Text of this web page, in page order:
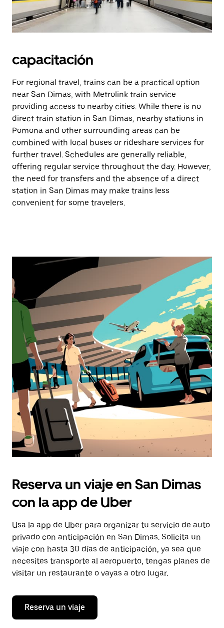
capacitación
For regional travel, trains can be a practical option
near San Dimas, with Metrolink train service
providing access to nearby cities. While there is no
direct train station in San Dimas, nearby stations in
Pomona and other surrounding areas can be
combined with local buses or rideshare services for
further travel. Schedules are generally reliable,
offering regular service throughout the day. However,
the need for transfers and the absence of a direct
station in San Dimas may make trains less
convenient for some travelers.
Reserva un viaje en San Dimas
con la app de Uber
Usa la app de Uber para organizar tu servicio de auto
privado con anticipación en San Dimas. Solicita un
viaje con hasta 30 días de anticipación, ya sea que
necesites transporte al aeropuerto, tengas planes de
visitar un restaurante o vayas a otro lugar.
Reserva un viaje